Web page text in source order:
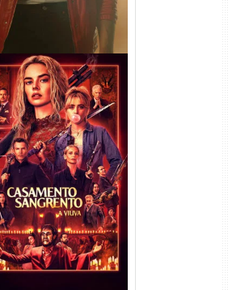
Sangrento: A
(2026) WEB-DL
1080p/4K Dual Áudio